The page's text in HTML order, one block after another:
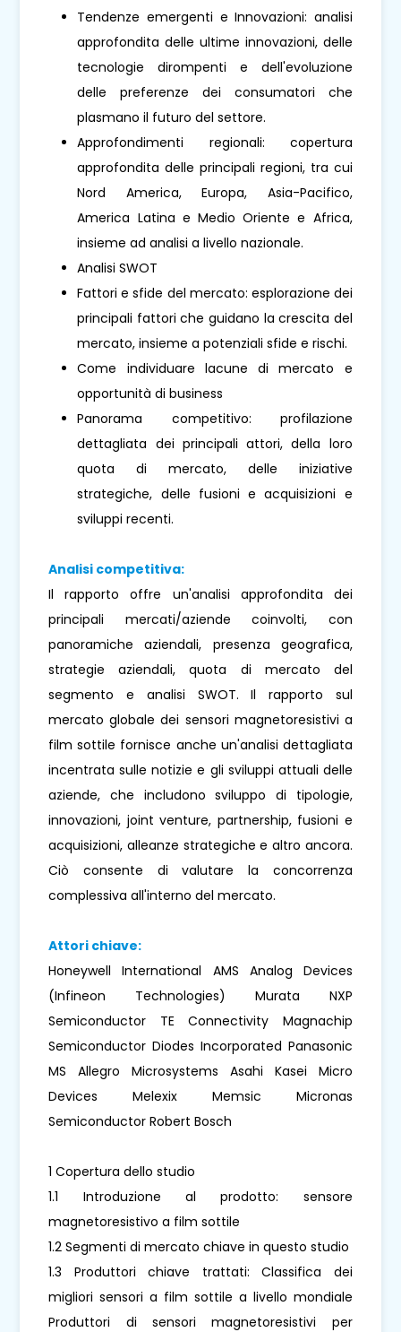
Tendenze emergenti e Innovazioni: analisi
approfondita delle ultime innovazioni, delle
tecnologie dirompenti e dell'evoluzione
delle preferenze dei consumatori che
plasmano il futuro del settore.
Approfondimenti regionali: copertura
approfondita delle principali regioni, tra cui
Nord America, Europa, Asia-Pacifico,
America Latina e Medio Oriente e Africa,
insieme ad analisi a livello nazionale.
Analisi SWOT
Fattori e sfide del mercato: esplorazione dei
principali fattori che guidano la crescita del
mercato, insieme a potenziali sfide e rischi.
Come individuare lacune di mercato e
opportunità di business
Panorama competitivo: profilazione
dettagliata dei principali attori, della loro
quota di mercato, delle iniziative
strategiche, delle fusioni e acquisizioni e
sviluppi recenti.
Analisi competitiva:
Il rapporto offre un'analisi approfondita dei
principali mercati/aziende coinvolti, con
panoramiche aziendali, presenza geografica,
strategie aziendali, quota di mercato del
segmento e analisi SWOT. Il rapporto sul
mercato globale dei sensori magnetoresistivi a
film sottile fornisce anche un'analisi dettagliata
incentrata sulle notizie e gli sviluppi attuali delle
aziende, che includono sviluppo di tipologie,
innovazioni, joint venture, partnership, fusioni e
acquisizioni, alleanze strategiche e altro ancora.
Ciò consente di valutare la concorrenza
complessiva all'interno del mercato.
Attori chiave:
Honeywell International AMS Analog Devices
(Infineon Technologies) Murata NXP
Semiconductor TE Connectivity Magnachip
Semiconductor Diodes Incorporated Panasonic
MS Allegro Microsystems Asahi Kasei Micro
Devices Melexix Memsic Micronas
Semiconductor Robert Bosch
1 Copertura dello studio
1.1 Introduzione al prodotto: sensore
magnetoresistivo a film sottile
1.2 Segmenti di mercato chiave in questo studio
1.3 Produttori chiave trattati: Classifica dei
migliori sensori a film sottile a livello mondiale
Produttori di sensori magnetoresistivi per